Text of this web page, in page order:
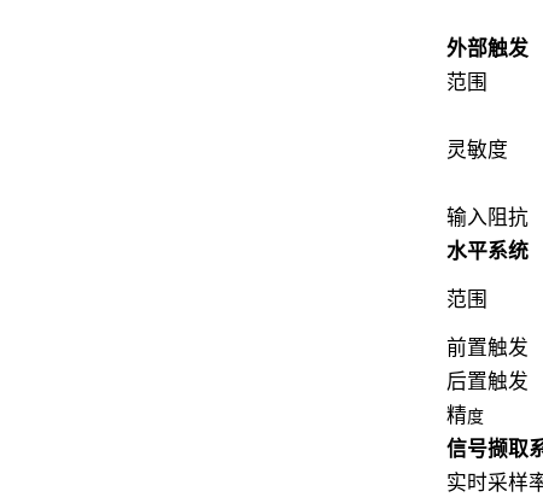
外部触发
范围
灵敏度
输入阻抗
水平系统
范围
前置触发
后置触发
精度
信号撷取
实时采样